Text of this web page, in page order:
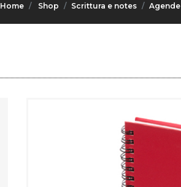
Home Shop Scrittura e notes Agende